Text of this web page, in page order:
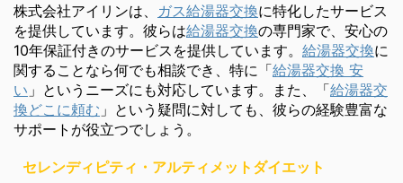
株式会社アイリンは、 ガス給湯器交換に特化したサービス
を提供しています。彼らは給湯器交換の専門家で、安心の
10年保証付きのサービスを提供しています。 給湯器交換に
関することなら何でも相談でき、特に「給湯器交換 安
い 」というニーズにも対応しています。また、「給湯器交
換どこに頼む 」という疑問に対しても、彼らの経験豊富な
サポートが役立つでしょう。
セレンディピティ・アルティメットダイエット